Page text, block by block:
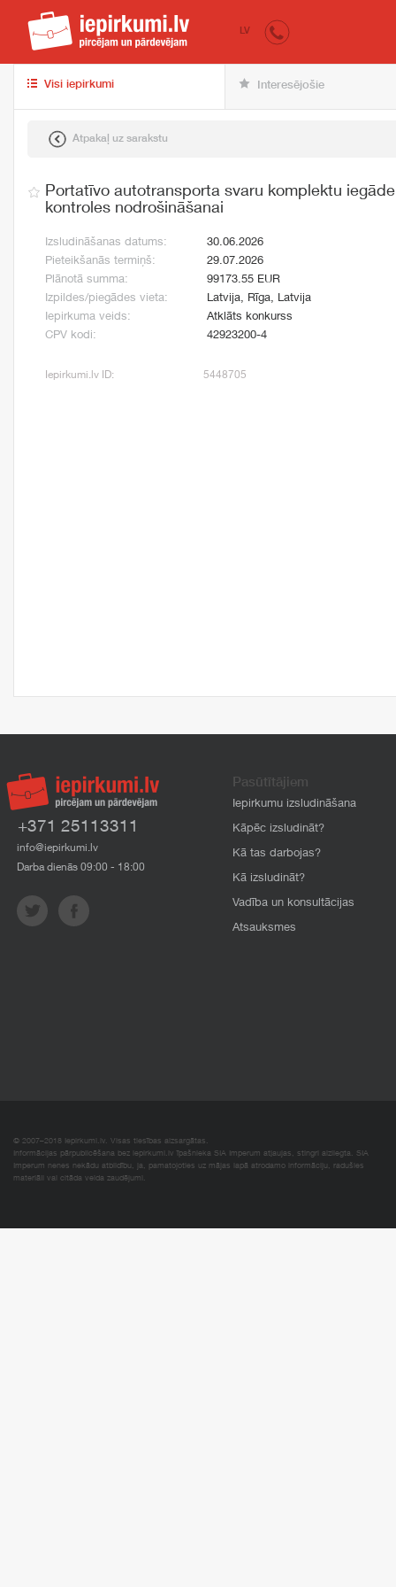
iepirkumi.lv
LV
Visi iepirkumi Interesējošie
Atpakaļ uz sarakstu
Portatīvo autotransporta svaru komplektu
kontroles nodrošināšanai
Izsludināšanas datums:
30.06.2026
Pieteikšanās termiņš:
29.07.2026
Plānotā summa:
99173.55 EUR
Izpildes/piegādes vieta:
Latvija, Rīga, Latvija
Iepirkuma veids:
Atklāts konkurss
CPV kodi:
42923200-4
Iepirkumi.lv ID: 5448705
+371 25113311
info@iepirkumi.lv
Darba dienās 09:00 - 18:00
Pasūtītājiem
Iepirkumu izsludināšana
Kāpēc izsludināt?
Kā tas darbojas?
Kā izsludināt?
Vadība un konsultācijas
Atsauksmes
© 2007–2018 Iepirkumi.lv. Visas tiesības aizsargātas.
Informācijas pārpublicēšana bez iepirkumi.lv īpašnieka SIA Imperum atļaujas, stingri aizliegta. SIA
Imperum nenes nekādu atbildību, ja, pamatojoties uz mājas lapā atrodamo informāciju, radušies
materiāli vai citāda veida zaudējumi.